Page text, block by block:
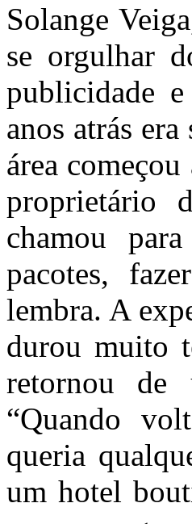
Solange
se orgulhar
publicidade
anos atrás
área
proprietário
chamou
pacotes,
lembra. A
durou muito
retornou de
“Quando
queria
um hotel